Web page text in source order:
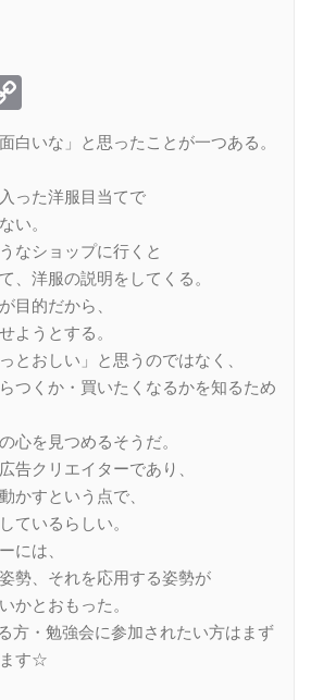
Link
白いな」と思ったことが一つある。
った洋服目当てで
い。
なショップに行くと
、洋服の説明をしてくる。
目的だから、
ようとする。
とおしい」と思うのではなく、
つくか・買いたくなるかを知るため
心を見つめるそうだ。
告クリエイターであり、
かすという点で、
ているらしい。
には、
勢、それを応用する姿勢が
かとおもった。
方・勉強会に参加されたい方はまず
す☆